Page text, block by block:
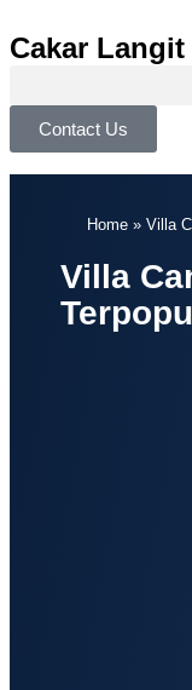
Cakar
Contact Us
Home» Villa
Villa